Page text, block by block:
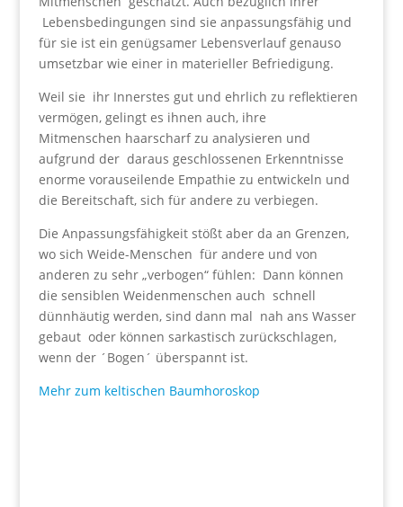
Lebensbedingungen sind sie anpassungsfähig und
für sie ist ein genügsamer Lebensverlauf genauso
umsetzbar wie einer in materieller Befriedigung.
Weil sie ihr Innerstes gut und ehrlich zu reflektieren
vermögen, gelingt es ihnen auch, ihre
Mitmenschen haarscharf zu analysieren und
aufgrund der daraus geschlossenen Erkenntnisse
enorme vorauseilende Empathie zu entwickeln und
die Bereitschaft, sich für andere zu verbiegen.
Die Anpassungsfähigkeit stößt aber da an Grenzen,
wo sich Weide-Menschen für andere und von
anderen zu sehr „verbogen“ fühlen: Dann können
die sensiblen Weidenmenschen auch schnell
dünnhäutig werden, sind dann mal nah ans Wasser
gebaut oder können sarkastisch zurückschlagen,
wenn der ´Bogen´ überspannt ist.
Mehr zum keltischen Baumhoroskop